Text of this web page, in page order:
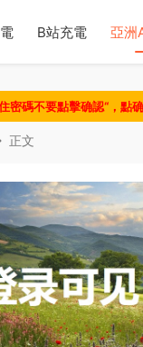
B站充電 亞洲
密碼不要點擊确認“，點
正文